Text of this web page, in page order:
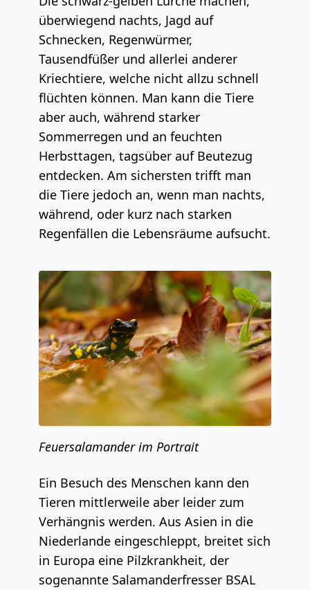
überwiegend nachts, Jagd auf
Schnecken, Regenwürmer,
Tausendfüßer und allerlei anderer
Kriechtiere, welche nicht allzu schnell
flüchten können. Man kann die Tiere
aber auch, während starker
Sommerregen und an feuchten
Herbsttagen, tagsüber auf Beutezug
entdecken. Am sichersten trifft man
die Tiere jedoch an, wenn man nachts,
während, oder kurz nach starken
Regenfällen die Lebensräume aufsucht.
Feuersalamander im Portrait
Ein Besuch des Menschen kann den
Tieren mittlerweile aber leider zum
Verhängnis werden. Aus Asien in die
Niederlande eingeschleppt, breitet sich
in Europa eine Pilzkrankheit, der
sogenannte Salamanderfresser BSAL